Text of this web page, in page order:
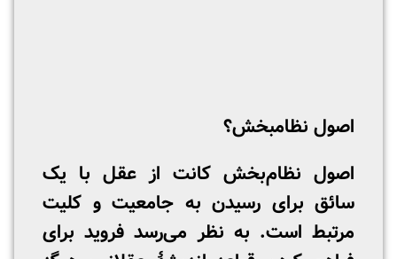
اصول نظام­بخش؟
اصول نظام‌بخش کانت از عقل با یک
سائق برای رسیدن به جامعیت و کلیت
مرتبط است. به نظر می‌رسد فروید برای